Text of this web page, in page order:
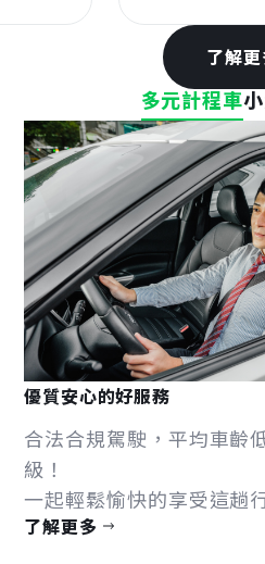
了解更
多元計程車
優質安心的好服務
合法合規駕駛，平均車齡
級！
一起輕鬆愉快的享受這趟
了解更多